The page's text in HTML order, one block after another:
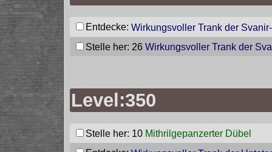
Entdecke: Wirkungsvoller Trank der
Stelle her: 26 Wirkungsvoller Trank der
Level:350
Stelle her: 10 Mithrilgepanzerter Dübel